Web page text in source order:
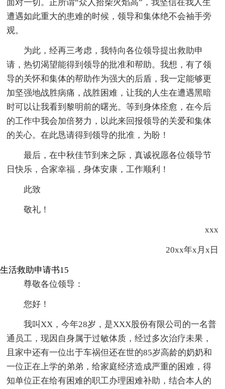
面对一切。正所谓“众人拾柴火焰高”，我坚信在我人生
遭遇如此重大的患难的时候，领导和集体绝不会袖手旁
观。
为此，经再三考虑，我特向各位领导提出救助申
请，热切渴望能得到领导的批准和帮助。我想，有了领
导的关怀和集体的帮助作为强大的后盾，我一定能够更
加坚强地战胜病痛，战胜困难，让我的人生在遭遇黑暗
时可以让我看到黎明前的曙光。等到身体痊愈，在今后
的工作中我会加倍努力，以此来回报领导的关爱和集体
的关心。在此恳请得到领导的批准，为盼！
最后，在中秋佳节到来之际，真诚祝愿各位领导节
日快乐，合家幸福，身体安康，工作顺利！
此致
敬礼！
xxx
20xx年x月x日
生活救助申请书15
尊敬各位领导：
您好！
我叫XX，今年28岁，是XXX股份有限公司的一名普
通员工，现因自身属于过敏体质，经过多次治疗未果，
且家中还有一位出于车祸但还在世的85岁高龄的奶奶和
一位正在上学的弟弟，给家庭经济造成严重的困难，得
知单位正在给有困难的职工办理困难补助，结合本人的